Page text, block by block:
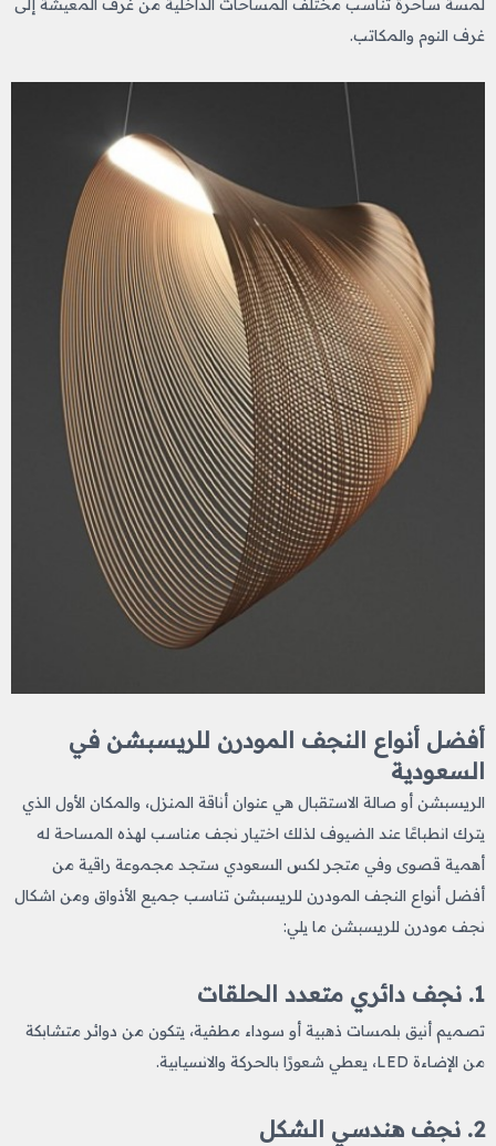
لمسة ساحرة تناسب مختلف المساحات الداخلية من غرف المعيشة إلى
غرف النوم والمكاتب.
أفضل أنواع النجف المودرن للريسبشن في
السعودية
الريسبشن أو صالة الاستقبال هي عنوان أناقة المنزل، والمكان الأول الذي
يترك انطباعًا عند الضيوف لذلك اختيار نجف مناسب لهذه المساحة له
أهمية قصوى وفي متجر لكس السعودي ستجد مجموعة راقية من
أفضل أنواع النجف المودرن للريسبشن تناسب جميع الأذواق ومن اشكال
نجف مودرن للريسبشن ما يلي:
1. نجف دائري متعدد الحلقات
تصميم أنيق بلمسات ذهبية أو سوداء مطفية، يتكون من دوائر متشابكة
من الإضاءة LED، يعطي شعورًا بالحركة والانسيابية.
2. نجف هندسي الشكل